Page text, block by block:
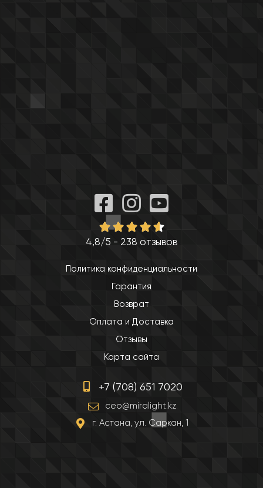
4,8/5 - 238 отзывов
Политика конфиденциальности
Гарантия
Возврат
Оплата и Доставка
Отзывы
Карта сайта
+7 (708) 651 7020
ceo@miralight.kz
г. Астана, ул. Саркан, 1